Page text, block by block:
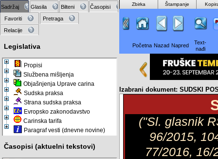
Sadržaj Glasila Bilteni
Časopisi
Favoriti
Pretraga
Relacije
Legislativa
Propisi
Službena mišljenja
Objašnjenja Uprave carina
Sudska praksa
Strana sudska praksa
Evropsko zakonodavstvo
Carinska tarifa
Paragraf vesti (dnevne novine)
Časopisi (aktuelni tekstovi)
Zbirka Štampanje
Početna Nazad Napred
Text-
nađi
Izabrani dokument: SUDSKI
("Sl. glasnik
96/2015,
77/2016, 16/